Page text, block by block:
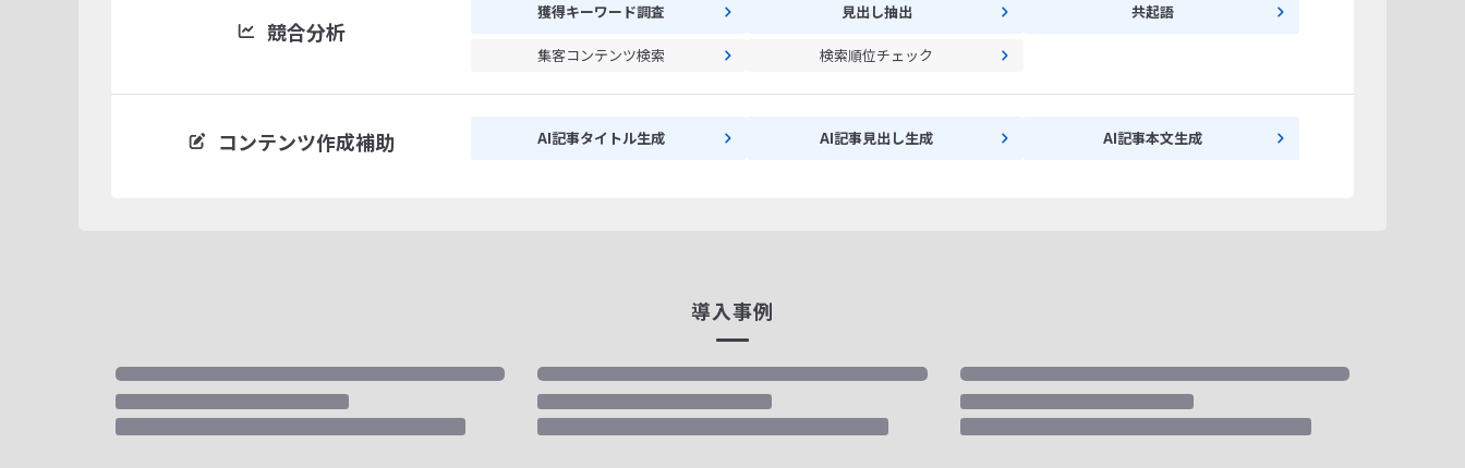
競合分析
獲得キーワード調査 見出し抽出 共起語
集客コンテンツ検索 検索順位チェック
コンテンツ作成補助 AI記事タイトル生成 AI記事見出し生成 AI記事本文生成
導入事例